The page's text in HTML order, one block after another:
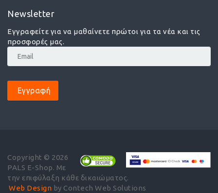
Newsletter
Εγγραφείτε για να μαθαίνετε πρώτοι για τα νέα και τις
προσφορές μας.
Εγγραφή
Copyright © 2026
PALS E-Shop. Με
την επιφύλαξη κάθε δικαιώματος.
Web Design by Contech Web Solutions